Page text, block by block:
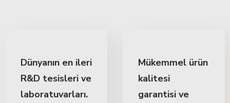
Dünyanın en ileri
R&D tesisleri ve
laboratuvarları.
Mükemmel ürün
kalitesi
garantisi ve